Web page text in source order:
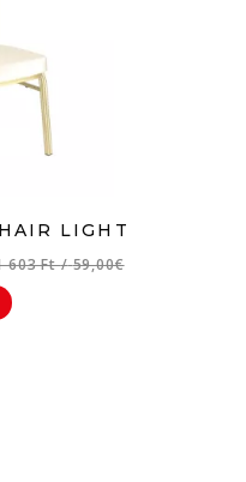
LIGHT
603 Ft/ 59,00€